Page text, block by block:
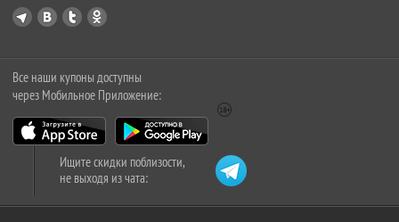
Все наши купоны доступны
через Мобильное Приложение:
Ищите скидки поблизости,
не выходя из чата: